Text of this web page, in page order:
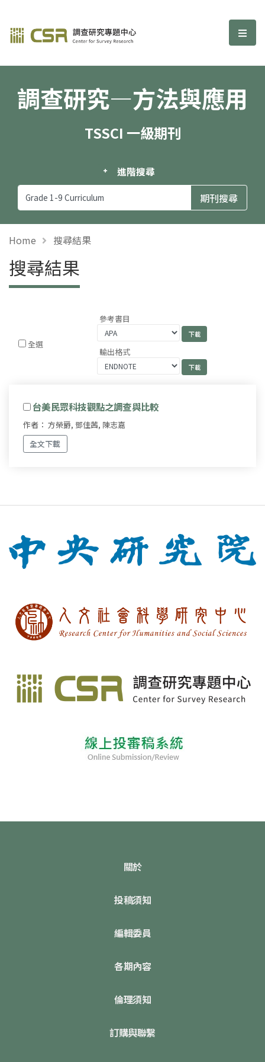
調查研究—方法與應用期刊 選
調查研究—方法與應用
TSSCI 一級期刊
進階搜尋
Home 搜尋結果
搜尋結果
全選
參考書目
輸出格式
台美民眾科技觀點之調查與比較
作者： 方榮爵, 鄧佳茜, 陳志嘉
全文下載
關於
投稿須知
編輯委員
各期內容
倫理須知
訂購與聯繫